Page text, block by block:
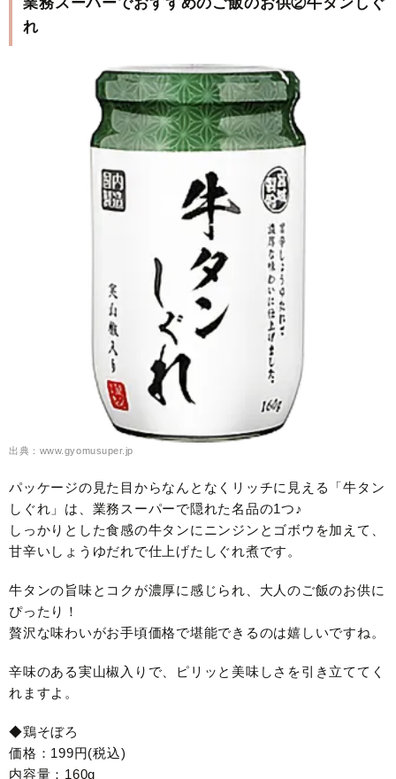
れ
出典：www.gyomusuper.jp
パッケージの見た目からなんとなくリッチに見える「牛タン
しぐれ」は、業務スーパーで隠れた名品の1つ♪
しっかりとした食感の牛タンにニンジンとゴボウを加えて、
甘辛いしょうゆだれで仕上げたしぐれ煮です。
牛タンの旨味とコクが濃厚に感じられ、大人のご飯のお供に
ぴったり！
贅沢な味わいがお手頃価格で堪能できるのは嬉しいですね。
辛味のある実山椒入りで、ピリッと美味しさを引き立ててく
れますよ。
◆鶏そぼろ
価格：199円(税込)
内容量：160g